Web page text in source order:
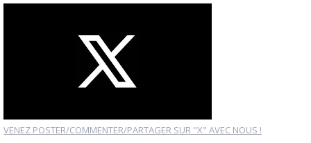
VENEZ POSTER/COMMENTER/PARTAGER SUR "X" AVEC NOUS !